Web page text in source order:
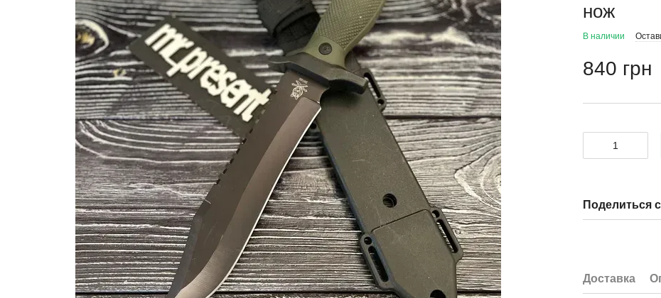
нож
В наличии
840 грн
Поделиться
Доставка